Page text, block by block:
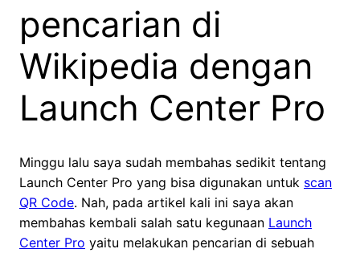
pencarian di
Wikipedia dengan
Launch Center Pro
Minggu lalu saya sudah membahas sedikit tentang
Launch Center Pro yang bisa digunakan untuk scan
QR Code. Nah, pada artikel kali ini saya akan
membahas kembali salah satu kegunaan Launch
Center Pro yaitu melakukan pencarian di sebuah